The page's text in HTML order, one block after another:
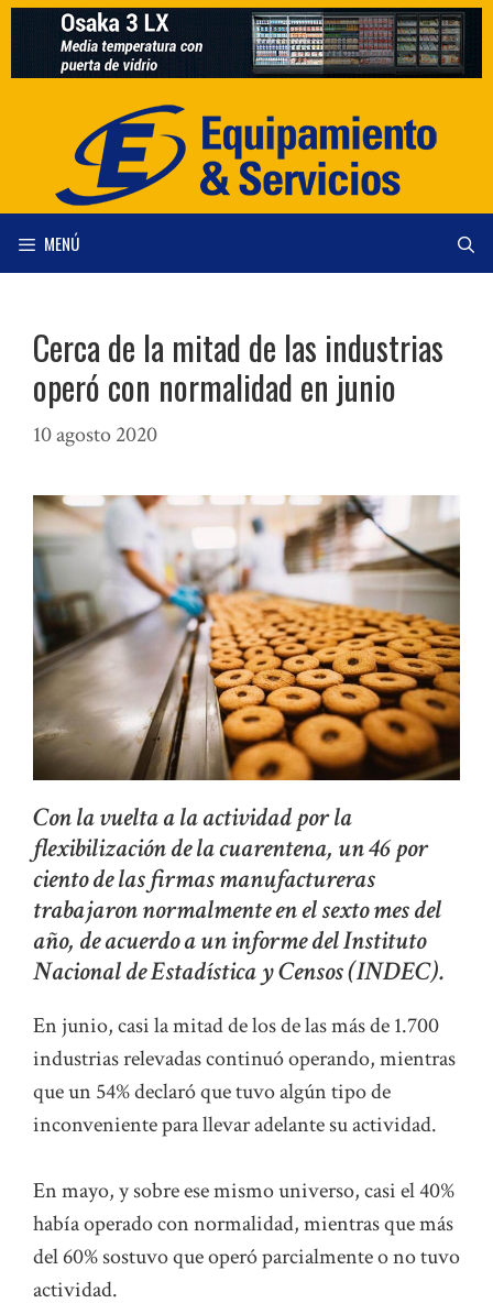
Saltar
contenido
MENÚ
Cerca de la mitad de las industrias
operó con normalidad en junio
10 agosto 2020
Con la vuelta a la actividad por la
flexibilización de la cuarentena, un 46 por
ciento de las firmas manufactureras
trabajaron normalmente en el sexto mes del
año, de acuerdo a un informe del Instituto
Nacional de Estadística y Censos (INDEC).
En junio, casi la mitad de los de las más de 1.700
industrias relevadas continuó operando, mientras
que un 54% declaró que tuvo algún tipo de
inconveniente para llevar adelante su actividad.
En mayo, y sobre ese mismo universo, casi el 40%
había operado con normalidad, mientras que más
del 60% sostuvo que operó parcialmente o no tuvo
actividad.